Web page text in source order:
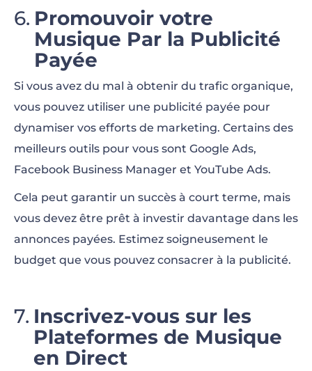
Promouvoir votre
Musique Par la Publicité
Payée
Si vous avez du mal à obtenir du trafic organique,
vous pouvez utiliser une publicité payée pour
dynamiser vos efforts de marketing. Certains des
meilleurs outils pour vous sont Google Ads,
Facebook Business Manager et YouTube Ads.
Cela peut garantir un succès à court terme, mais
vous devez être prêt à investir davantage dans les
annonces payées. Estimez soigneusement le
budget que vous pouvez consacrer à la publicité.
Inscrivez-vous sur les
Plateformes de Musique
en Direct